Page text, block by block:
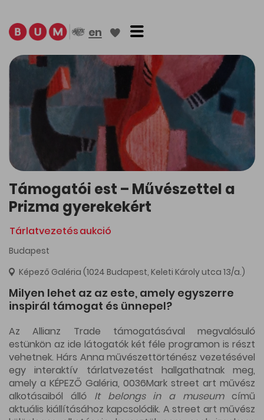
en
Támogatói est – Művészettel a
Prizma gyerekekért
Tárlatvezetésaukció
Budapest
Képező Galéria (1024 Budapest, Keleti Károly utca 13/a.)
Milyen lehet az az este, amely egyszerre
inspirál támogat és ünnepel?
Az Allianz Trade támogatásával megvalósuló
estünkön az ide látogatók két féle programon is részt
vehetnek. Hárs Anna művészettörténész vezetésével
egy interaktív tárlatvezetést hallgathatnak meg,
amely a KÉPEZŐ Galéria, 0036Mark street art művész
alkotásaiból álló It belongs in a museumcímű
aktuális kiállításához kapcsolódik. A street art művész